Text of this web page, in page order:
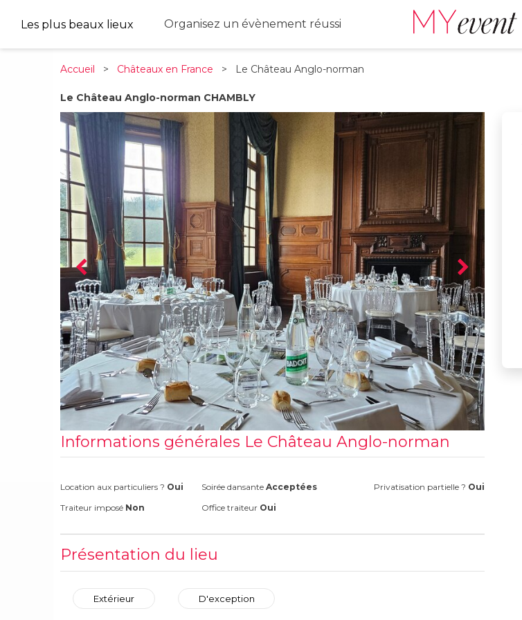
Les plus beaux lieux Organisez un évènement réussi
Accueil > Châteaux en France > Le Château Anglo-norman
Le Château Anglo-norman CHAMBLY
Informations générales Le Château Anglo-norman
Location aux particuliers ? Oui Soirée dansanteAcceptées Privatisation partielle ? Oui
Traiteur imposé Non Office traiteur Oui
Présentation du lieu
Extérieur D'exception